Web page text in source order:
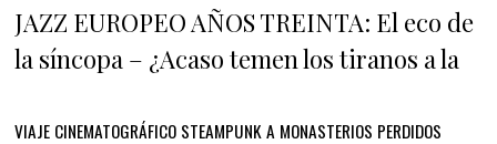
JAZZ EUROPEO AÑOS TREINTA: El eco de
la síncopa – ¿Acaso temen los tiranos a la
VIAJE CINEMATOGRÁFICO STEAMPUNK A MONASTERIOS PERDIDOS